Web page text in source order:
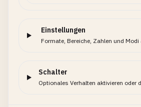
Einstellungen
Formate, Bereiche, Zahlen und
Schalter
Optionales Verhalten aktivieren oder